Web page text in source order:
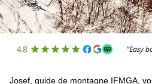
4.8 "Easy
Josef, guide de montagne IFMGA,